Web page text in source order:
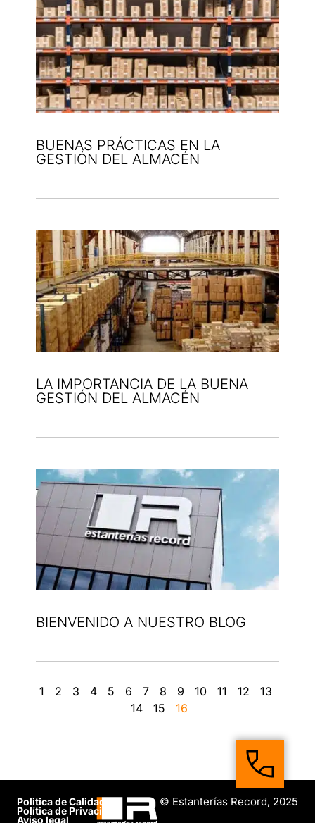
BUENAS PRÁCTICAS EN LA
GESTIÓN DEL ALMACÉN
LA IMPORTANCIA DE LA BUENA
GESTIÓN DEL ALMACÉN
BIENVENIDO A NUESTRO BLOG
1 2 3 4 5 6 7 8 9 10 11 12
13
14
15 16
Politica de Calidad
Política de Privacidad
Aviso legal
© Estanterías Record, 2025